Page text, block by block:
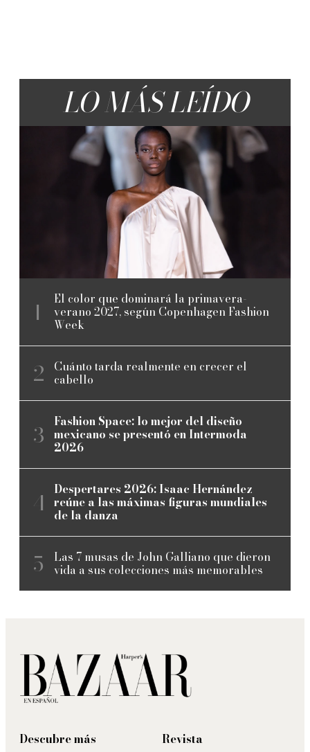
LO MÁS LEÍDO
El color que dominará la primavera-
verano 2027, según Copenhagen Fashion
Week
Cuánto tarda realmente en crecer el
cabello
Fashion Space: lo mejor del diseño
mexicano se presentó en Intermoda
2026
Despertares 2026: Isaac Hernández
reúne a las máximas figuras mundiales
de la danza
Las 7 musas de John Galliano que dieron
vida a sus colecciones más memorables
Descubre más
Revista